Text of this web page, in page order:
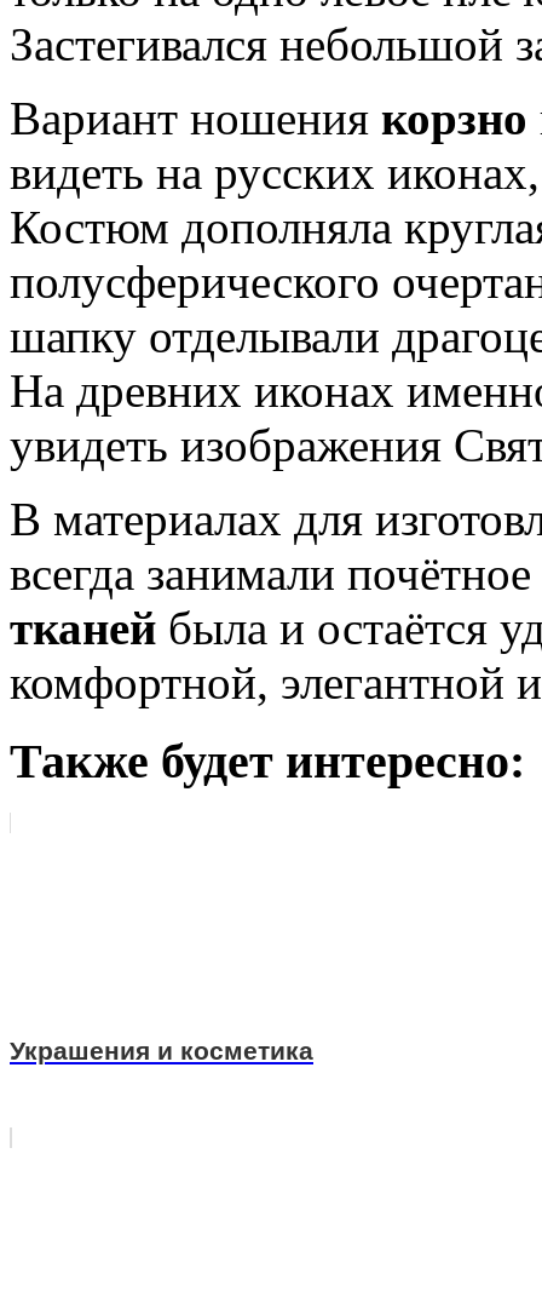
Застегивался небольшой
Вариант ношения корзно
видеть на русских
Костюм дополняла
полусферического
шапку отделывали
На древних иконах
увидеть изображения
В материалах для
всегда занимали
тканей была и остаётся
комфортной, элегантной
Также будет интересно:
Украшения и косметика